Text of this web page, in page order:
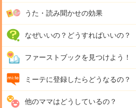
うた・読み聞かせの効果
なぜいいの？どうすればいいの？
ファーストブックを見つけよう！
ミーテに登録したらどうなるの？
他のママはどうしているの？